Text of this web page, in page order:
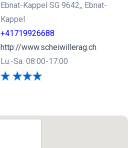
Ebnat-Kappel SG 9642,, Ebnat-
Kappel
+41719926688
http://www.scheiwillerag.ch
Lu.-Sa. 08:00-17:00